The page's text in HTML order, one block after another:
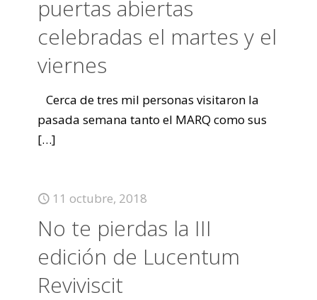
puertas abiertas
celebradas el martes y el
viernes
Cerca de tres mil personas visitaron la
pasada semana tanto el MARQ como sus
[…]
11 octubre, 2018
No te pierdas la III
edición de Lucentum
Reviviscit